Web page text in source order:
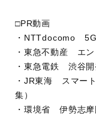
□PR動画
・NTTdocomo 5G
・東急不動産 エン
・東急電鉄 渋谷開
・JR東海 スマー
集）
・環境省 伊勢志摩